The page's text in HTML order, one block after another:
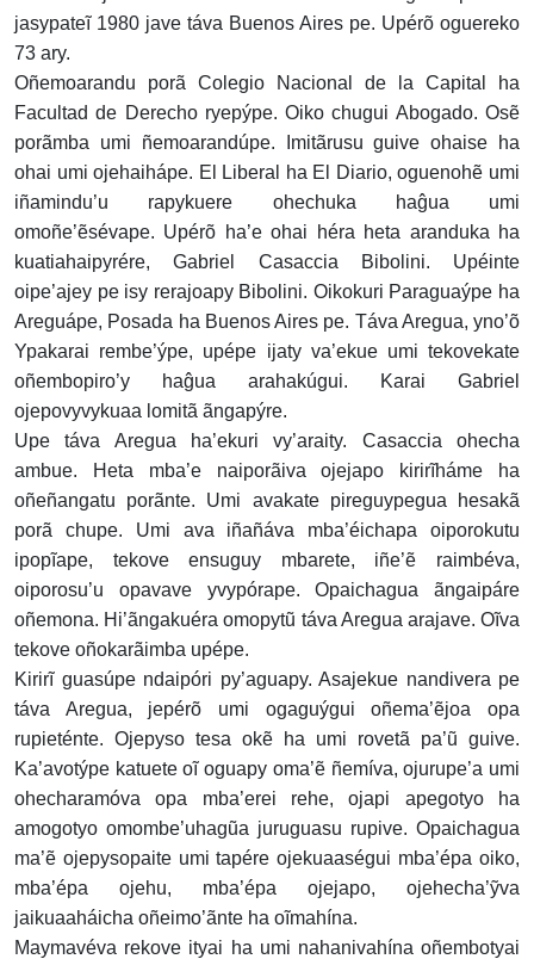
jasypateĩ 1980 jave táva Buenos Aires pe. Upérõ oguereko
73 ary.
Oñemoarandu porã Colegio Nacional de la Capital ha
Facultad de Derecho ryepýpe. Oiko chugui Abogado. Osẽ
porãmba umi ñemoarandúpe. Imitãrusu guive ohaise ha
ohai umi ojehaihápe. El Liberal ha El Diario, oguenohẽ umi
iñamindu’u rapykuere ohechuka haĝua umi
omoñe’ẽsévape. Upérõ ha’e ohai héra heta aranduka ha
kuatiahaipyrére, Gabriel Casaccia Bibolini. Upéinte
oipe’ajey pe isy rerajoapy Bibolini. Oikokuri Paraguaýpe ha
Areguápe, Posada ha Buenos Aires pe. Táva Aregua, yno’õ
Ypakarai rembe’ýpe, upépe ijaty va’ekue umi tekovekate
oñembopiro’y haĝua arahakúgui. Karai Gabriel
ojepovyvykuaa lomitã ãngapýre.
Upe táva Aregua ha’ekuri vy’araity. Casaccia ohecha
ambue. Heta mba’e naiporãiva ojejapo kirirĩháme ha
oñeñangatu porãnte. Umi avakate pireguypegua hesakã
porã chupe. Umi ava iñañáva mba’éichapa oiporokutu
ipopĩape, tekove ensuguy mbarete, iñe’ẽ raimbéva,
oiporosu’u opavave yvypórape. Opaichagua ãngaipáre
oñemona. Hi’ãngakuéra omopytũ táva Aregua arajave. Oĩva
tekove oñokarãimba upépe.
Kirirĩ guasúpe ndaipóri py’aguapy. Asajekue nandivera pe
táva Aregua, jepérõ umi ogaguýgui oñema’ẽjoa opa
rupieténte. Ojepyso tesa okẽ ha umi rovetã pa’ũ guive.
Ka’avotýpe katuete oĩ oguapy oma’ẽ ñemíva, ojurupe’a umi
ohecharamóva opa mba’erei rehe, ojapi apegotyo ha
amogotyo omombe’uhagũa juruguasu rupive. Opaichagua
ma’ẽ ojepysopaite umi tapére ojekuaaségui mba’épa oiko,
mba’épa ojehu, mba’épa ojejapo, ojehecha’ỹva
jaikuaaháicha oñeimo’ãnte ha oĩmahína.
Maymavéva rekove ityai ha umi nahanivahína oñembotyai